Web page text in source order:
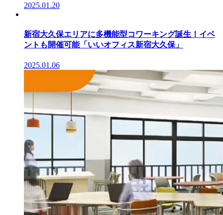
2025.01.20
新宿大久保エリアに多機能型コワーキング誕生！イベ
ントも開催可能「いいオフィス新宿大久保」
2025.01.06